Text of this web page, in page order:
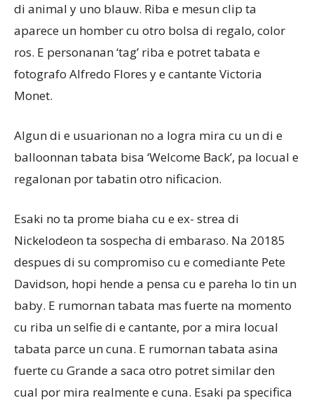
di animal y uno blauw. Riba e mesun clip ta
aparece un homber cu otro bolsa di regalo, color
ros. E personanan ‘tag’ riba e potret tabata e
fotografo Alfredo Flores y e cantante Victoria
Monet.
Algun di e usuarionan no a logra mira cu un di e
balloonnan tabata bisa ‘Welcome Back’, pa locual e
regalonan por tabatin otro nificacion.
Esaki no ta prome biaha cu e ex- strea di
Nickelodeon ta sospecha di embaraso. Na 20185
despues di su compromiso cu e comediante Pete
Davidson, hopi hende a pensa cu e pareha lo tin un
baby. E rumornan tabata mas fuerte na momento
cu riba un selfie di e cantante, por a mira locual
tabata parce un cuna. E rumornan tabata asina
fuerte cu Grande a saca otro potret similar den
cual por mira realmente e cuna. Esaki pa specifica